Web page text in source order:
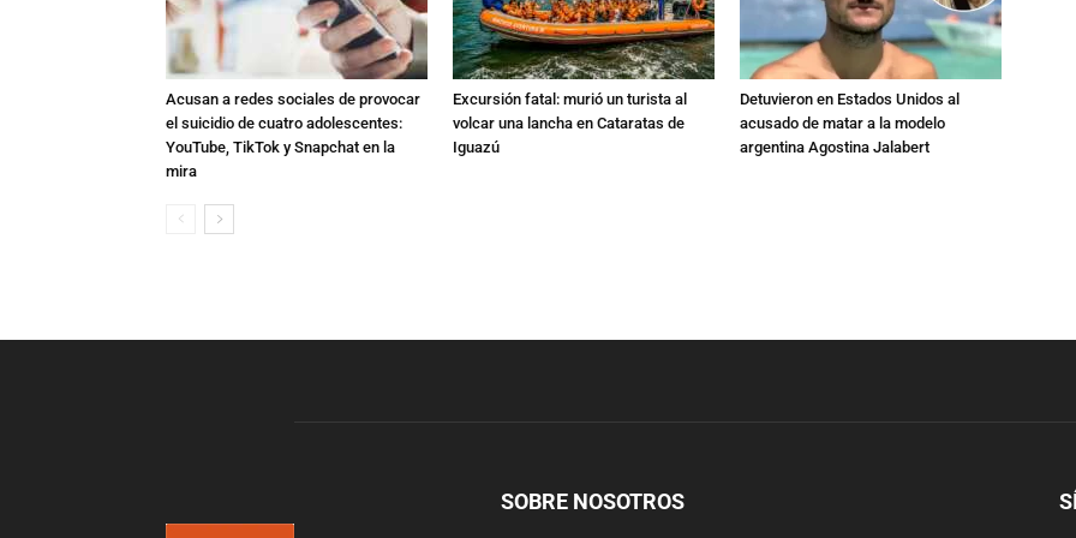
Acusan a redes sociales de provocar
el suicidio de cuatro adolescentes:
YouTube, TikTok y Snapchat en la
mira
Excursión fatal: murió un turista al
volcar una lancha en Cataratas de
Iguazú
Detuvieron en Estados Unidos al
acusado de matar a la modelo
argentina Agostina Jalabert
SOBRE NOSOTROS